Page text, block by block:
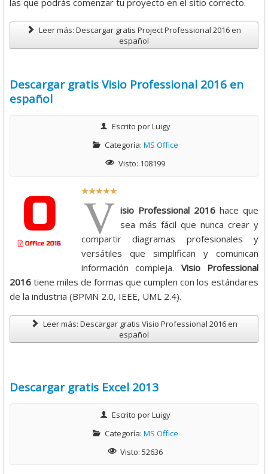
/
las que podrás comenzar tu proyecto en el sitio correcto.
Leer más: Descargar gratis Project Professional 2016 en
español
Descargar gratis Visio Professional 2016 en
español
Escrito porLuigy
Categoría: MS Office
Visto: 108199
5
/
V isio Professional 2016 hace que
sea más fácil que nunca crear y
compartir diagramas profesionales y
versátiles que simplifican y comunican
información compleja. Visio Professional
2016 tiene miles de formas que cumplen con los estándares
de la industria (BPMN 2.0, IEEE, UML 2.4).
Leer más: Descargar gratis Visio Professional 2016 en
español
Descargar gratis Excel 2013
Escrito porLuigy
Categoría: MS Office
Visto: 52636